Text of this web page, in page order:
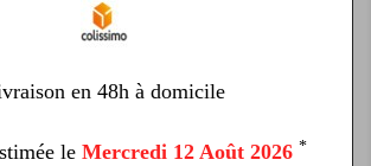
en 48h à domicile
le Mercredi 12 Août 2026 *